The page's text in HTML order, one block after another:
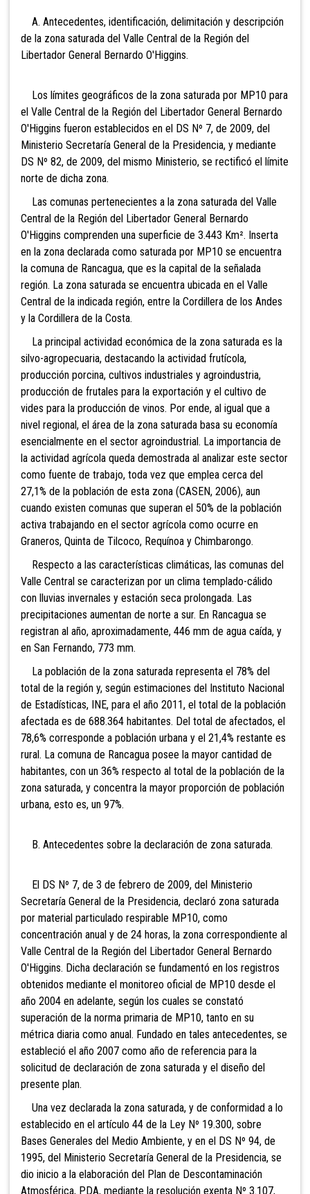
A. Antecedentes, identificación, delimitación y descripción
de la zona saturada del Valle Central de la Región del
Libertador General Bernardo O'Higgins.
Los límites geográficos de la zona saturada por MP10 para
el Valle Central de la Región del Libertador General Bernardo
O'Higgins fueron establecidos en el DS Nº 7, de 2009, del
Ministerio Secretaría General de la Presidencia, y mediante
DS Nº 82, de 2009, del mismo Ministerio, se rectificó el límite
norte de dicha zona.
Las comunas pertenecientes a la zona saturada del Valle
Central de la Región del Libertador General Bernardo
O'Higgins comprenden una superficie de 3.443 Km². Inserta
en la zona declarada como saturada por MP10 se encuentra
la comuna de Rancagua, que es la capital de la señalada
región. La zona saturada se encuentra ubicada en el Valle
Central de la indicada región, entre la Cordillera de los Andes
y la Cordillera de la Costa.
La principal actividad económica de la zona saturada es la
silvo-agropecuaria, destacando la actividad frutícola,
producción porcina, cultivos industriales y agroindustria,
producción de frutales para la exportación y el cultivo de
vides para la producción de vinos. Por ende, al igual que a
nivel regional, el área de la zona saturada basa su economía
esencialmente en el sector agroindustrial. La importancia de
la actividad agrícola queda demostrada al analizar este sector
como fuente de trabajo, toda vez que emplea cerca del
27,1% de la población de esta zona (CASEN, 2006), aun
cuando existen comunas que superan el 50% de la población
activa trabajando en el sector agrícola como ocurre en
Graneros, Quinta de Tilcoco, Requínoa y Chimbarongo.
Respecto a las características climáticas, las comunas del
Valle Central se caracterizan por un clima templado-cálido
con lluvias invernales y estación seca prolongada. Las
precipitaciones aumentan de norte a sur. En Rancagua se
registran al año, aproximadamente, 446 mm de agua caída, y
en San Fernando, 773 mm.
La población de la zona saturada representa el 78% del
total de la región y, según estimaciones del Instituto Nacional
de Estadísticas, INE, para el año 2011, el total de la población
afectada es de 688.364 habitantes. Del total de afectados, el
78,6% corresponde a población urbana y el 21,4% restante es
rural. La comuna de Rancagua posee la mayor cantidad de
habitantes, con un 36% respecto al total de la población de la
zona saturada, y concentra la mayor proporción de población
urbana, esto es, un 97%.
B. Antecedentes sobre la declaración de zona saturada.
El DS Nº 7, de 3 de febrero de 2009, del Ministerio
Secretaría General de la Presidencia, declaró zona saturada
por material particulado respirable MP10, como
concentración anual y de 24 horas, la zona correspondiente al
Valle Central de la Región del Libertador General Bernardo
O'Higgins. Dicha declaración se fundamentó en los registros
obtenidos mediante el monitoreo oficial de MP10 desde el
año 2004 en adelante, según los cuales se constató
superación de la norma primaria de MP10, tanto en su
métrica diaria como anual. Fundado en tales antecedentes, se
estableció el año 2007 como año de referencia para la
solicitud de declaración de zona saturada y el diseño del
presente plan.
Una vez declarada la zona saturada, y de conformidad a lo
establecido en el artículo 44 de la Ley Nº 19.300, sobre
Bases Generales del Medio Ambiente, y en el DS Nº 94, de
1995, del Ministerio Secretaría General de la Presidencia, se
dio inicio a la elaboración del Plan de Descontaminación
Atmosférica, PDA, mediante la resolución exenta Nº 3.107,